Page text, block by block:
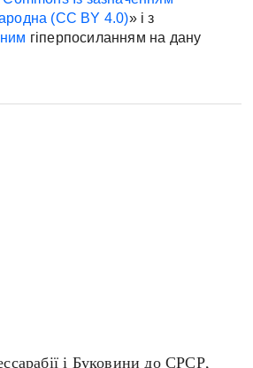
(CC BY 4.0)» і з
гіперпосиланням на дану
і Буковини до СРСР,